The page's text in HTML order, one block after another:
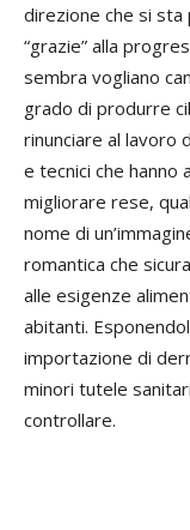
direzione che si
“grazie” alla
sembra vogliano
grado di produrre
rinunciare al lavoro
e tecnici che hanno
migliorare rese,
nome di
romantica che
alle esigenze
abitanti.
importazione di
minori tutele
controllare.